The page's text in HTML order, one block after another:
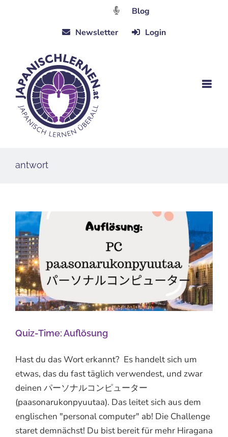
Blog
Newsletter
Login
antwort
Quiz-Time: Auflösung
Hast du das Wort erkannt? Es handelt sich um
etwas, das du fast täglich verwendest, und zwar
deinen パーソナルコンピューター
(paasonarukonpyuutaa). Das leitet sich aus dem
englischen "personal computer" ab! Die Challenge
staret demnächst! Du bist bereit für mehr Hiragana